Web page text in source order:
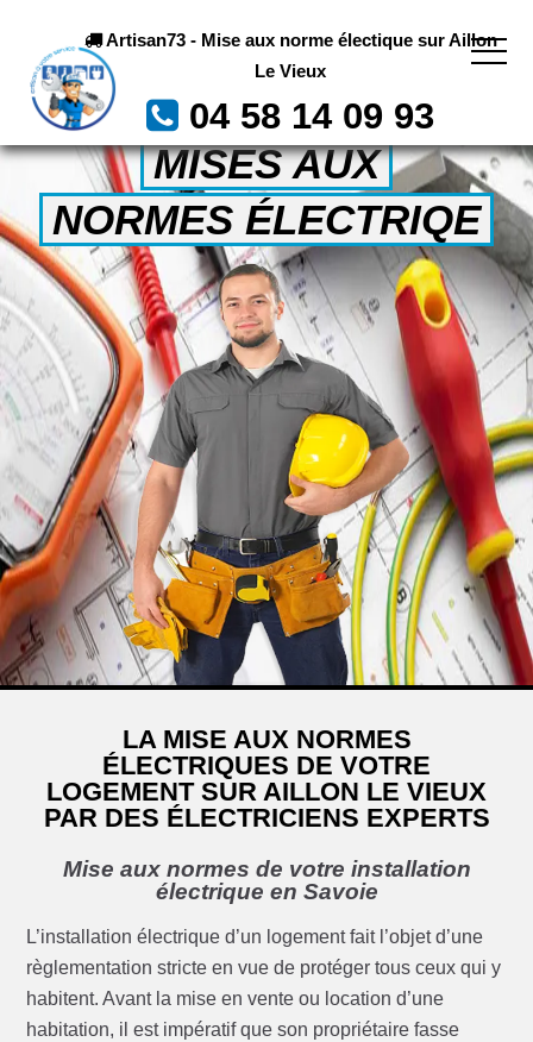
Artisan73 - Mise aux norme électique sur Aillon
Le Vieux
04 58 14 09 93
MISES AUX
NORMES ÉLECTRIQE
LA MISE AUX NORMES
ÉLECTRIQUES DE VOTRE
LOGEMENT SUR AILLON LE VIEUX
PAR DES ÉLECTRICIENS EXPERTS
Mise aux normes de votre installation
électrique en Savoie
L’installation électrique d’un logement fait l’objet d’une
règlementation stricte en vue de protéger tous ceux qui y
habitent. Avant la mise en vente ou location d’une
habitation, il est impératif que son propriétaire fasse